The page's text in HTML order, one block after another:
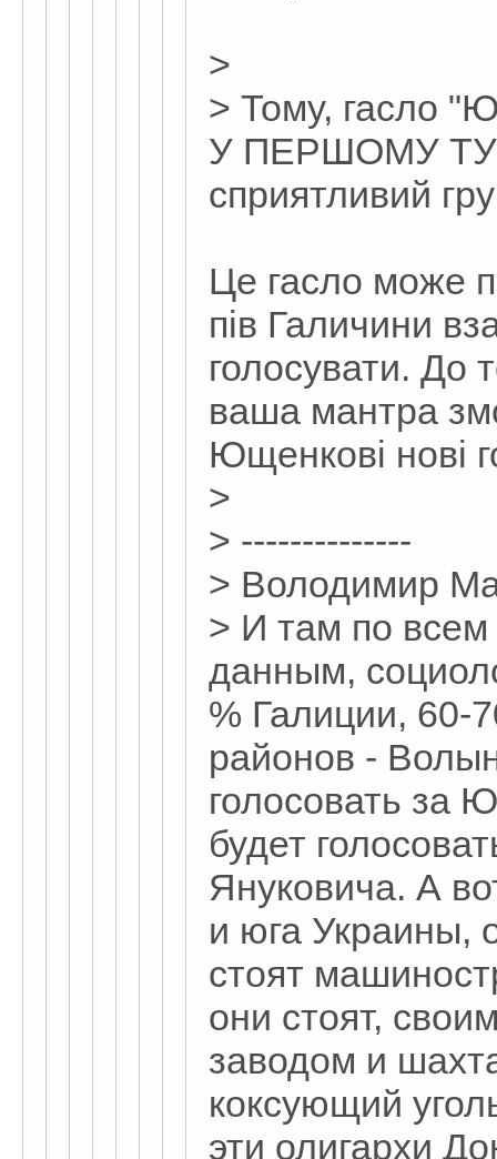
>
> Тому,
У ПЕРШОМУ
сприятливий
Це гасло може
пів Галичини
голосувати. До
ваша мантра
Ющенкові нові
>
> --------------
> Володимир
> И там по всем
данным,
% Галиции, 60-
районов -
голосовать за
будет
Януковича. А
и юга Украины,
стоят
они стоят,
заводом и
коксующий
эти олигархи